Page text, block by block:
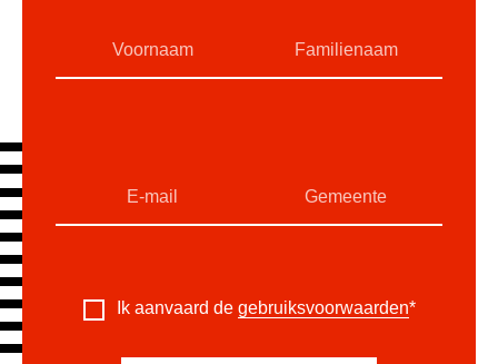
Ik aanvaard de gebruiksvoorwaarden*